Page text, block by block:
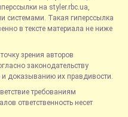
на styler.rbc.ua,
системами. Такая гиперссылка
в тексте материала не ниже
зрения авторов
законодательству
доказыванию их правдивости.
требованиям
ответственность несет